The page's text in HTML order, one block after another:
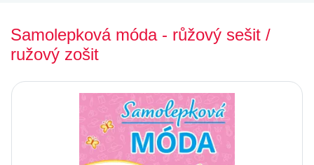
Samolepková móda - růžový sešit /
ružový zošit